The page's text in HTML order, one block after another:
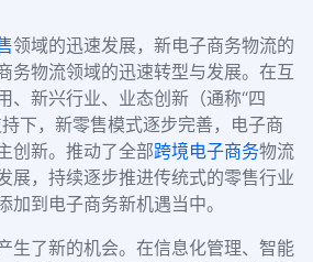
领域的迅速发展，新电子商务物流的
务物流领域的迅速转型与发展。在互
、新兴行业、业态创新（通称“四
下，新零售模式逐步完善，电子商
创新。推动了全部跨境电子商务物流
展，持续逐步推进传统式的零售行业
加到电子商务新机遇当中。
生了新的机会。在信息化管理、智能